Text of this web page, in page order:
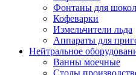
Фонтаны для
Кофеварки
Измельчители льда
Аппараты для
Нейтральное
Ванны моечные
Столы